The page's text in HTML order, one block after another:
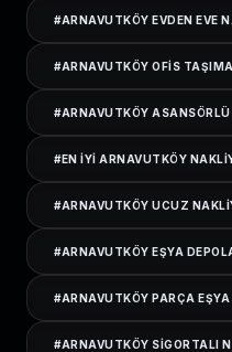
#ARNAVUTKÖY EVDEN EVE
#ARNAVUTKÖY OFIS TAŞIMA
#ARNAVUTKÖY
#EN IYI ARNAVUTKÖY
#ARNAVUTKÖY UCUZ
#ARNAVUTKÖY EŞYA
#ARNAVUTKÖY PARÇA
#ARNAVUTKÖY SIGORTALI